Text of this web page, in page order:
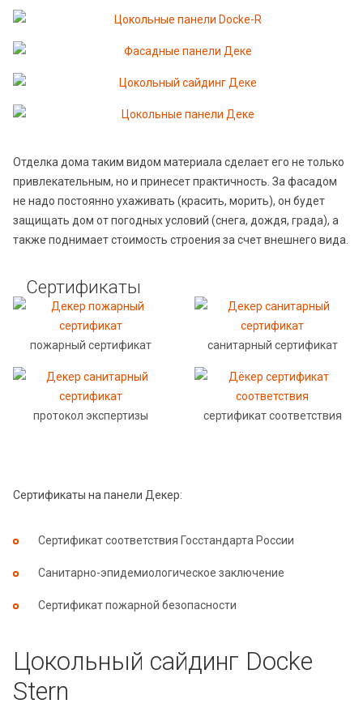
Отделка дома таким видом материала сделает его не только
привлекательным, но и принесет практичность. За фасадом
не надо постоянно ухаживать (красить, морить), он будет
защищать дом от погодных условий (снега, дождя, града), а
также поднимает стоимость строения за счет внешнего вида.
Сертификаты
пожарный сертификат санитарный сертификат
протокол экспертизы сертификат соответствия
Сертификаты на панели Декер:
Сертификат соответствия Госстандарта России
Санитарно-эпидемиологическое заключение
Сертификат пожарной безопасности
Цокольный сайдинг Docke
Stern